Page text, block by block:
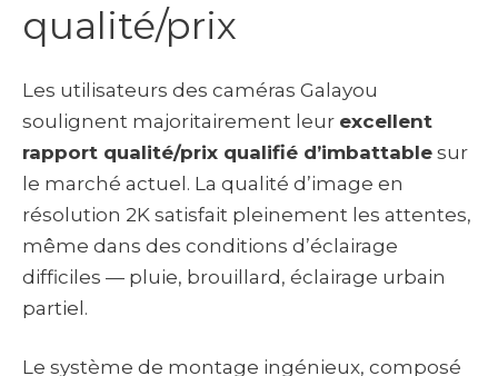
qualité/prix
Les utilisateurs des caméras Galayou
soulignent majoritairement leur excellent
rapport qualité/prix qualifié d’imbattable sur
le marché actuel. La qualité d’image en
résolution 2K satisfait pleinement les attentes,
même dans des conditions d’éclairage
difficiles — pluie, brouillard, éclairage urbain
partiel.
Le système de montage ingénieux, composé